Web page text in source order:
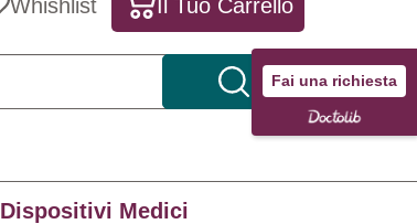
Fai una richiesta
Whishlist Il Tuo Carrello
Dispositivi Medici